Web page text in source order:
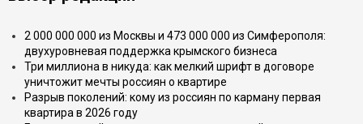
2 000 000 000 из Москвы и 473 000 000 из Симферополя:
двухуровневая поддержка крымского бизнеса
Три миллиона в никуда: как мелкий шрифт в договоре
уничтожит мечты россиян о квартире
Разрыв поколений: кому из россиян по карману первая
квартира в 2026 году